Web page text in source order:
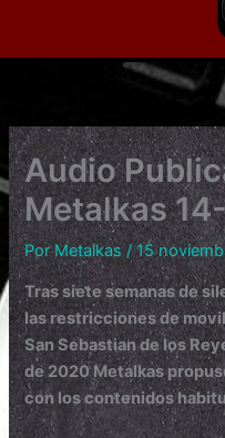
Audio
Metalkas
PorMetalkas/15
Tras siete semanas de
las restricciones de
San Sebastian de los
de 2020 Metalkas
con los contenidos